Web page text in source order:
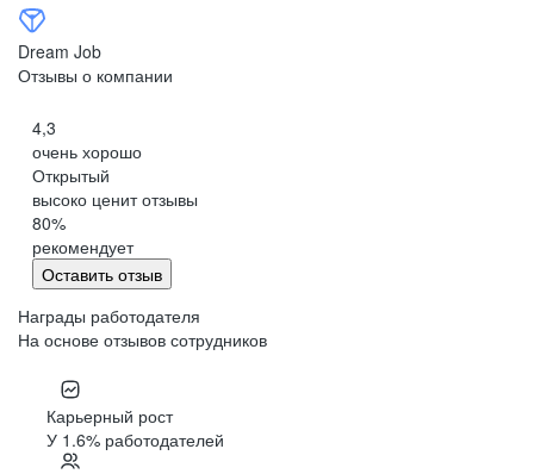
Dream Job
Отзывы о компании
4,3
очень хорошо
Открытый
высоко ценит отзывы
80%
рекомендует
Оставить отзыв
Награды работодателя
На основе отзывов сотрудников
Карьерный рост
У 1.6% работодателей